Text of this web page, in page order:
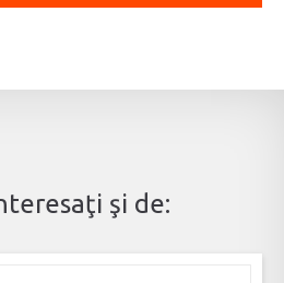
şi de: